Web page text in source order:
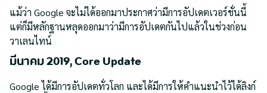
แม้ว่า Google จะไม่ได้ออกมาประกาศว่ามีการอัปเดตเวอร์ชั่นนี้
แต่ก็มีหลักฐานหลุดออกมาว่ามีการอัปเดตกันไปแล้วในช่วงก่อน
วาเลนไทน์
มีนาคม 2019, Core Update
Google ได้มีการอัปเดตทั่วโลก และได้มีการให้คำแนะนำไว้ได้ลิงก์